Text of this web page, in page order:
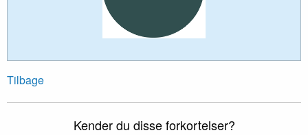
Tilbage
Kender du disse forkortelser?